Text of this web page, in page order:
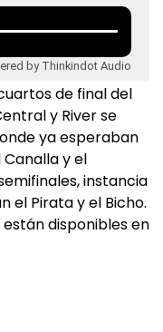
by Thinkindot Audio
de final del
y River se
ya esperaban
Canalla y el
instancia
el Pirata y el Bicho.
disponibles en